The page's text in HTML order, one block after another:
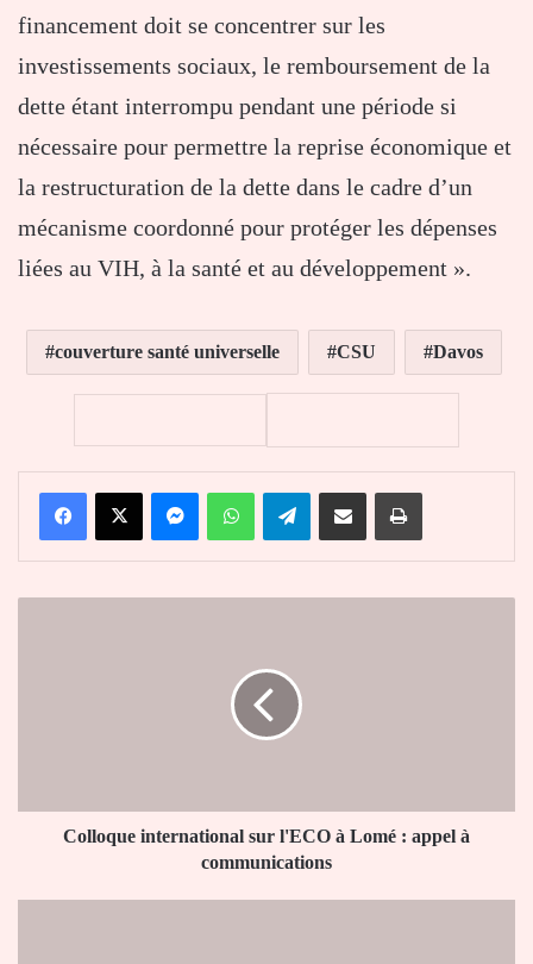
financement doit se concentrer sur les
investissements sociaux, le remboursement de la
dette étant interrompu pendant une période si
nécessaire pour permettre la reprise économique et
la restructuration de la dette dans le cadre d’un
mécanisme coordonné pour protéger les dépenses
liées au VIH, à la santé et au développement ».
couverture santé universelle CSU Davos
FacebookX MessengerWhatsAppTelegramPartager par email Imprimer
à
communications
Colloque international sur l'ECO à Lomé : appel à
communications